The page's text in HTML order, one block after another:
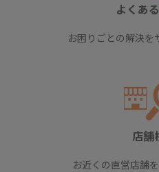
よくあ
お困りごとの解決を
店舗
お近くの直営店舗